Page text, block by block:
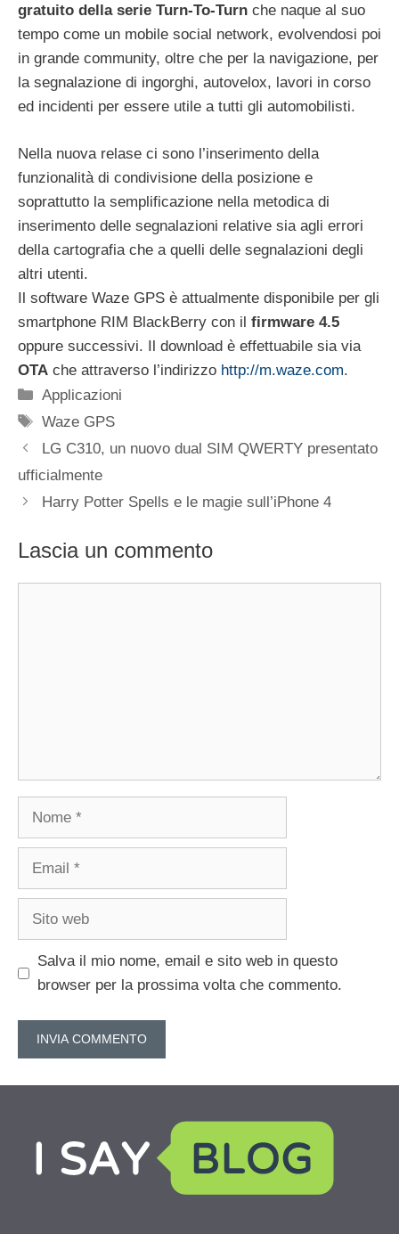
gratuito della serie Turn-To-Turn che naque al suo
tempo come un mobile social network, evolvendosi poi
in grande community, oltre che per la navigazione, per
la segnalazione di ingorghi, autovelox, lavori in corso
ed incidenti per essere utile a tutti gli automobilisti.
Nella nuova relase ci sono l’inserimento della
funzionalità di condivisione della posizione e
soprattutto la semplificazione nella metodica di
inserimento delle segnalazioni relative sia agli errori
della cartografia che a quelli delle segnalazioni degli
altri utenti.
Il software Waze GPS è attualmente disponibile per gli
smartphone RIM BlackBerry con il firmware 4.5
oppure successivi. Il download è effettuabile sia via
OTA che attraverso l’indirizzo http://m.waze.com.
Categorie
Applicazioni
Tag
Waze GPS
LG C310, un nuovo dual SIM QWERTY presentato
ufficialmente
Harry Potter Spells e le magie sull’iPhone 4
Lascia un commento
Nome
Email
Sito
Salva il mio nome, email e sito web in questo
browser per la prossima volta che commento.